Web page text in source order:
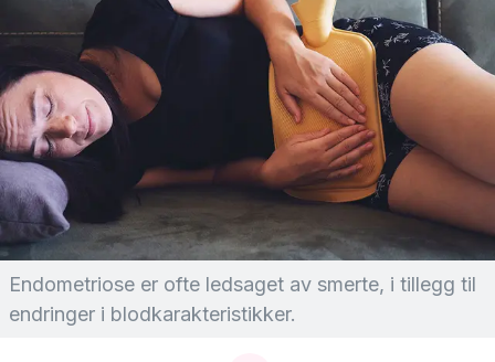
Endometriose er ofte ledsaget av smerte, i tillegg til
endringer i blodkarakteristikker.